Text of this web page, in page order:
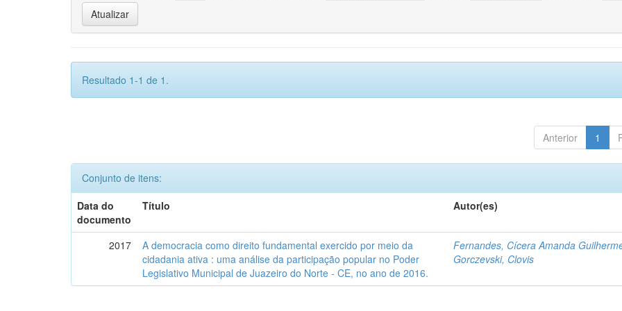
Resultado 1-1 de 1.
Anterior 1
Conjunto de itens:
Data do
documento
Título Autor(es)
2017
A democracia como direito fundamental exercido por meio da
cidadania ativa : uma análise da participação popular no Poder
Legislativo Municipal de Juazeiro do Norte - CE, no ano de 2016.
Fernandes, Cícera Amanda
Gorczevski, Clovis